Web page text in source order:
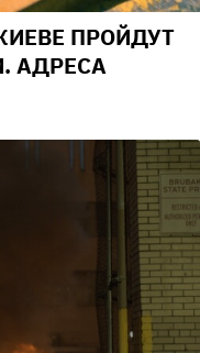
ПРОЙДУТ
АДРЕСА